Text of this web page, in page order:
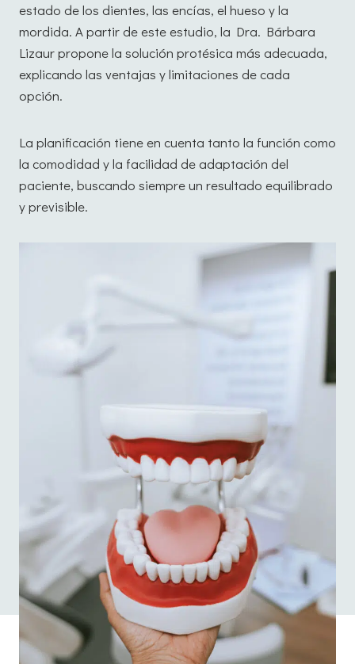
estado de los dientes, las encías, el hueso y la
mordida. A partir de este estudio, la Dra. Bárbara
Lizaur propone la solución protésica más adecuada,
explicando las ventajas y limitaciones de cada
opción.
La planificación tiene en cuenta tanto la función como
la comodidad y la facilidad de adaptación del
paciente, buscando siempre un resultado equilibrado
y previsible.